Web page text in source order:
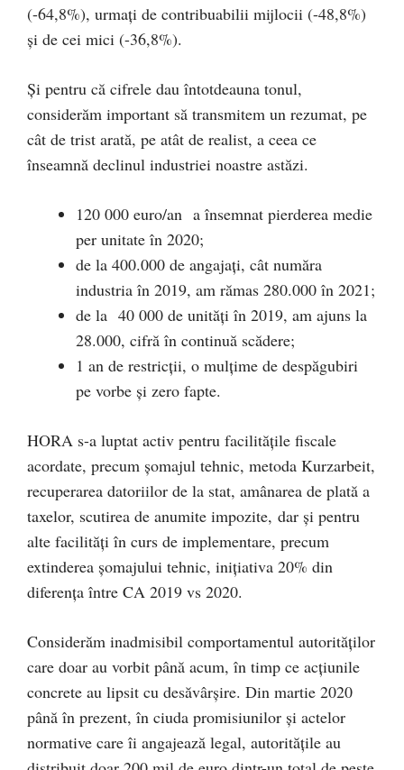
(-64,8%), urmați de contribuabilii mijlocii (-48,8%)
și de cei mici (-36,8%).
Și pentru că cifrele dau întotdeauna tonul,
considerăm important să transmitem un rezumat, pe
cât de trist arată, pe atât de realist, a ceea ce
înseamnă declinul industriei noastre astăzi.
120 000 euro/an a însemnat pierderea medie
per unitate în 2020;
de la 400.000 de angajați, cât număra
industria în 2019, am rămas 280.000 în 2021;
de la 40 000 de unități în 2019, am ajuns la
28.000, cifră în continuă scădere;
1 an de restricții, o mulțime de despăgubiri
pe vorbe și zero fapte.
HORA s-a luptat activ pentru facilitățile fiscale
acordate, precum șomajul tehnic, metoda Kurzarbeit,
recuperarea datoriilor de la stat, amânarea de plată a
taxelor, scutirea de anumite impozite, dar și pentru
alte facilități în curs de implementare, precum
extinderea șomajului tehnic, inițiativa 20% din
diferența între CA 2019 vs 2020.
Considerăm inadmisibil comportamentul autorităților
care doar au vorbit până acum, în timp ce acțiunile
concrete au lipsit cu desăvârșire. Din martie 2020
până în prezent, în ciuda promisiunilor și actelor
normative care îi angajează legal, autoritățile au